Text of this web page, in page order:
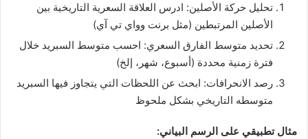
تحليل حركة الأصلين: ادرس العلاقة السعرية التاريخية بين
الأصلين المرتبطين (مثل برنت وواي تي آي)
تحديد متوسط الفارق السعري: احسب متوسط السبريد خلال
فترة زمنية محددة (أسبوع، شهر، إلخ)
رصد الانحرافات: ابحث عن اللحظات التي يتجاوز فيها السبريد
متوسطه التاريخي بشكل ملحوظ
مثال تطبيقي على الرسم البياني: